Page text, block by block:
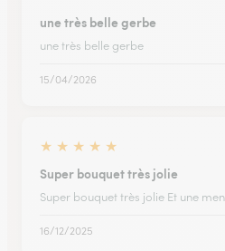
une très belle gerbe
une très belle gerbe
15/04/2026
★ ★ ★ ★ ★
Super bouquet très jolie
Super bouquet très jolie Et une
16/12/2025